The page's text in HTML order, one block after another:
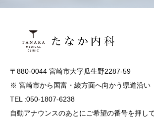
〒880-0044 宮崎市大字瓜生野2287-59
※ 宮崎市から国富・綾方面へ向かう県道沿い
TEL :050-1807-6238
自動アナウンスのあとにご希望の番号を押し